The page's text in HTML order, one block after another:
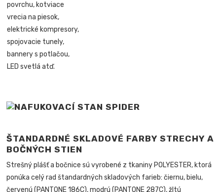
povrchu, kotviace
vrecia na piesok,
elektrické kompresory,
spojovacie tunely,
bannery s potlačou,
LED svetlá atď.
ŠTANDARDNÉ SKLADOVÉ FARBY STRECHY A
BOČNÝCH STIEN
Strešný plášť a bočnice sú vyrobené z tkaniny POLYESTER, ktorá
ponúka celý rad štandardných skladových farieb: čiernu, bielu,
červenú (PANTONE 186C), modrú (PANTONE 287C), žltú